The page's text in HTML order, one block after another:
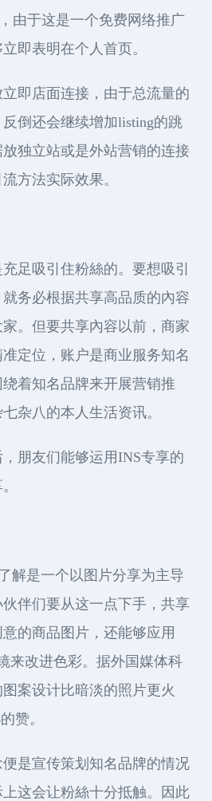
由于这是一个免费网络推广
即表明在个人首页。
即店面连接，由于总流量的
倒还会继续增加listing的跳
独立站或是外站营销的连接
方法实际效果。
足吸引住粉絲的。要想吸引
务必根据共享高品质的內容
。但要共享內容以前，商家
定位，账户是商业服务知名
着知名品牌来开展营销推
杂八的本人生活资讯。
朋友们能够运用INS专享的
解是一个以图片分享为主导
伴们要从这一点下手，共享
的商品图片，还能够应用
来改进色彩。据外国媒体科
案设计比暗淡的照片更火
赞。
是宣传策划知名品牌的情况
这会让粉絲十分抵触。因此